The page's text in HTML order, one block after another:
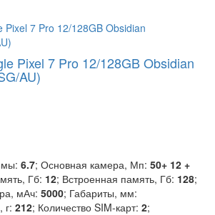
Pixel 7 Pro 12/128GB Obsidian
AU)
6.7; Основная камера, Мп: 50+ 12 +
Гб: 12; Встроенная память, Гб: 128;
мАч: 5000; Габариты, мм:
г: 212; Количество SIM-карт: 2;